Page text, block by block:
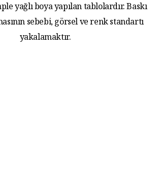
yağlı boya yapılan tablolardır. Baskı
sebebi, görsel ve renk standartı
yakalamaktır.